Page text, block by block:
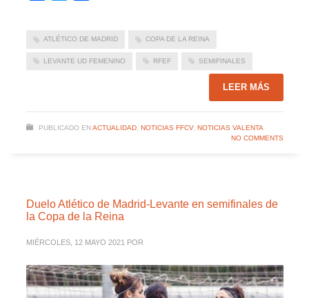
ATLÉTICO DE MADRID COPA DE LA REINA
LEVANTE UD FEMENINO RFEF SEMIFINALES
LEER MÁS
PUBLICADO EN ACTUALIDAD, NOTICIAS FFCV, NOTICIAS VALENTA
NO COMMENTS
Duelo Atlético de Madrid-Levante en semifinales de
la Copa de la Reina
MIÉRCOLES, 12 MAYO 2021 POR